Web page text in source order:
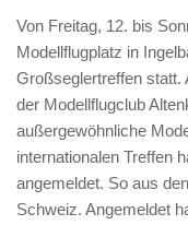
Von Freitag, 12. bis
Modellflugplatz in
Großseglertreffen statt.
der Modellflugclub
außergewöhnliche
internationalen Treffen
angemeldet. So aus
Schweiz. Angemeldet